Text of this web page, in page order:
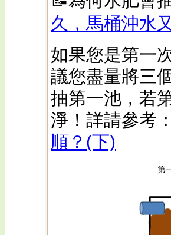
久，馬桶沖水
如果您是第一
議您盡量將三
抽第一池，若
淨！詳請參考：
順？(下)